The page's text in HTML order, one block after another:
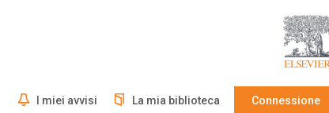
I miei avvisi La mia biblioteca Connessione